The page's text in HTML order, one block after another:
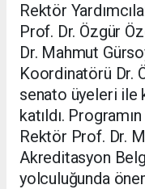
Rektör
Prof. Dr. Özgür
Dr. Mahmut
Koordinatörü Dr.
senato üyeleri ile
katıldı.
Rektör Prof. Dr.
Akreditasyon
yolculuğunda